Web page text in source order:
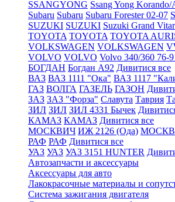
SSANGYONG Ssang Yong
Subaru Subaru Subaru Forester 02-07
SUZUKI SUZUKI Suzuki Grand
TOYOTA TOYOTA TOYOTA
VOLKSWAGEN VOLKSWAGEN
VOLVO VOLVO Volvo 340/360 76-
БОГДАН Богдан А92 Дивитися все
ВАЗ ВАЗ 1111 "Ока" ВАЗ 1117
ГАЗ ВОЛГА ГАЗЕЛЬ ГАЗОН
ЗАЗ ЗАЗ "Форза" Славута Таврия
ЗИЛ ЗИЛ ЗИЛ 4331 Бычек
КАМАЗ КАМАЗ Дивитися все
МОСКВИЧ ИЖ 2126 (Ода)
РАФ РАФ Дивитися все
УАЗ УАЗ УАЗ 3151 HUNTER
Автозапчасти и аксессуары
Аксессуары для авто
Лакокрасочные материалы и
Система зажигания двигателя